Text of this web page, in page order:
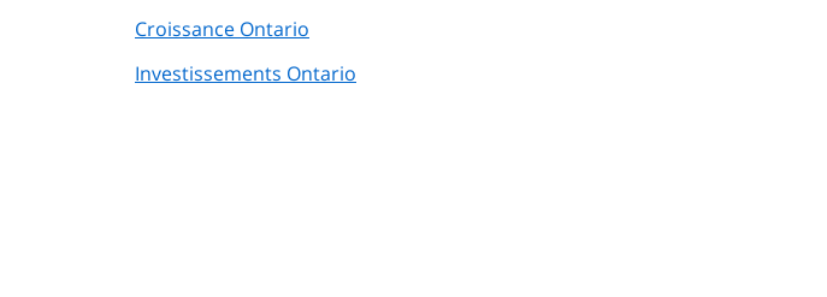
Croissance Ontario
Investissements Ontario